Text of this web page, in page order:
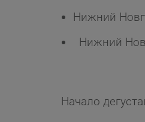
Нижний
Нижний
Начало